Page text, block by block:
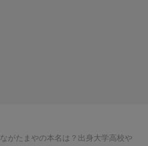
ながたまやの本名は？出身大学高校や